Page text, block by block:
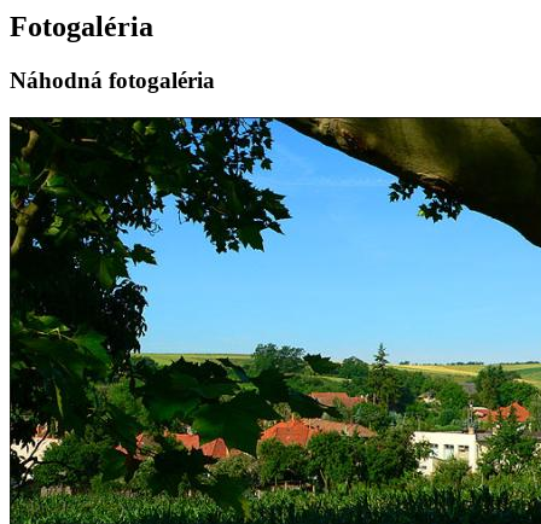
Fotogaléria
Náhodná fotogaléria